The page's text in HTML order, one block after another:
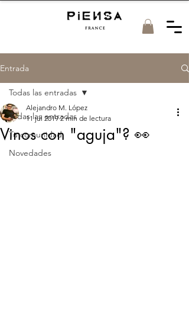
Entrada
Todas las entradas
Tu comunidad
Novedades
Todas las entradas
Vinos con "aguja"? 👀
Alejandro M. López
11 jul 2019 2 min de lectura